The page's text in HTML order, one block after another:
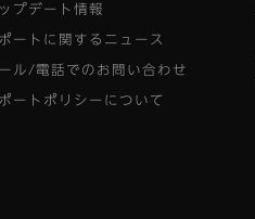
プデート情報
ートに関するニュース
ル/電話でのお問い合わせ
ートポリシーについて